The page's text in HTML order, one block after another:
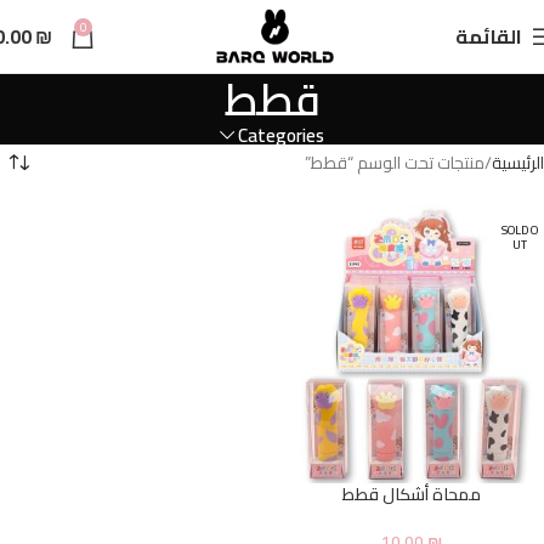
القائمة 0
₪
قطط
Categories
الرئيسية منتجات تحت الوسم “قطط”
SOLD O
UT
ممحاة أشكال قطط